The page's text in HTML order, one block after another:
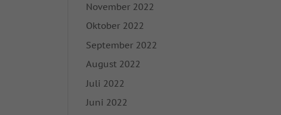
November 2022
Oktober 2022
September 2022
August 2022
Juli 2022
Juni 2022
Inhalte oder Anzeigen-